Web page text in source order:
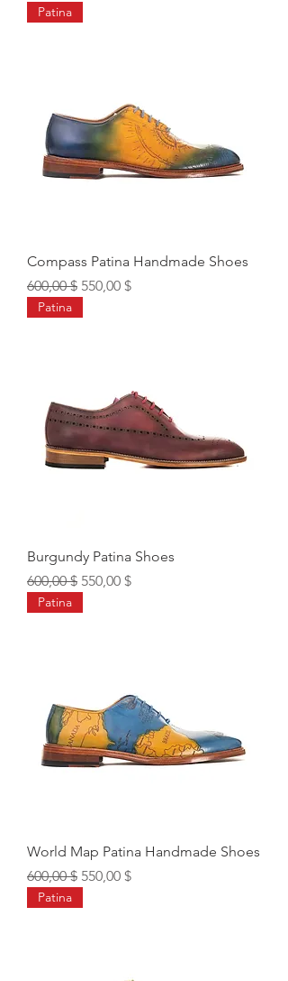
Patina
Compass Patina Handmade Shoes
Обычная цена
600,00 $ Цена со скидкой
550,00 $
Patina
Burgundy Patina Shoes
Обычная цена
600,00 $ Цена со скидкой
550,00 $
Patina
World Map Patina Handmade Shoes
Обычная цена
600,00 $ Цена со скидкой
550,00 $
Patina